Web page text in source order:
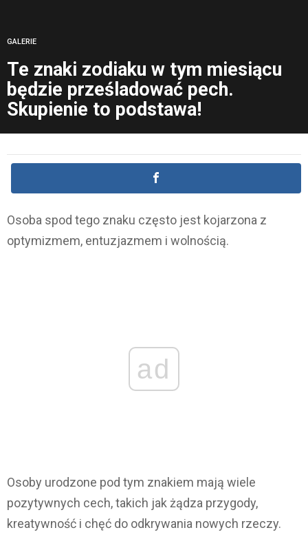
GALERIE
Te znaki zodiaku w tym miesiącu
będzie prześladować pech.
Skupienie to podstawa!
Osoba spod tego znaku często jest kojarzona z
optymizmem, entuzjazmem i wolnością.
ad
Osoby urodzone pod tym znakiem mają wiele
pozytywnych cech, takich jak żądza przygody,
kreatywność i chęć do odkrywania nowych rzeczy.